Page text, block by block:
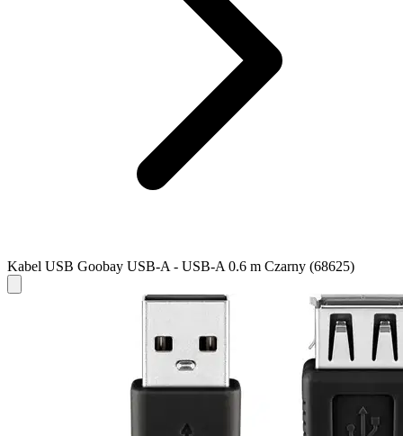
Kabel USB Goobay USB-A - USB-A 0.6 m Czarny (68625)